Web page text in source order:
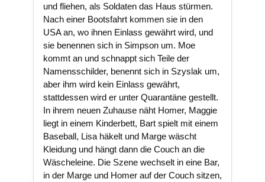
und fliehen, als Soldaten das Haus stürmen.
Nach einer Bootsfahrt kommen sie in den
USA an, wo ihnen Einlass gewährt wird, und
sie benennen sich in Simpson um. Moe
kommt an und schnappt sich Teile der
Namensschilder, benennt sich in Szyslak um,
aber ihm wird kein Einlass gewährt,
stattdessen wird er unter Quarantäne gestellt.
In ihrem neuen Zuhause näht Homer, Maggie
liegt in einem Kinderbett, Bart spielt mit einem
Baseball, Lisa häkelt und Marge wäscht
Kleidung und hängt dann die Couch an die
Wäscheleine. Die Szene wechselt in eine Bar,
in der Marge und Homer auf der Couch sitzen,